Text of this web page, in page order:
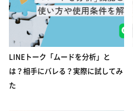
LINEトーク「ムードを分析」と
は？相手にバレる？実際に試してみ
た